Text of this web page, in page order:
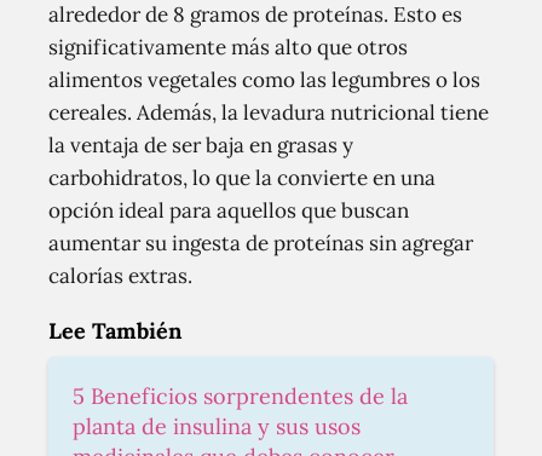
alrededor de 8 gramos de proteínas. Esto es
significativamente más alto que otros
alimentos vegetales como las legumbres o los
cereales. Además, la levadura nutricional tiene
la ventaja de ser baja en grasas y
carbohidratos, lo que la convierte en una
opción ideal para aquellos que buscan
aumentar su ingesta de proteínas sin agregar
calorías extras.
Lee También
5 Beneficios sorprendentes de la
planta de insulina y sus usos